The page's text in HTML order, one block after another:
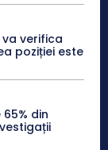
verifica
poziției este
din